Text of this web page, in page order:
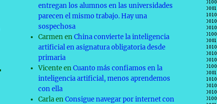
entregan los alumnos en las universidades
parecen el mismo trabajo. Hay una
sospechosa
CarmenenChina convierte la inteligencia
artificial en asignatura obligatoria desde
primaria
VicenteenCuanto más confiamos en la
inteligencia artificial, menos aprendemos
con ella
CarlaenConsigue navegar por internet con